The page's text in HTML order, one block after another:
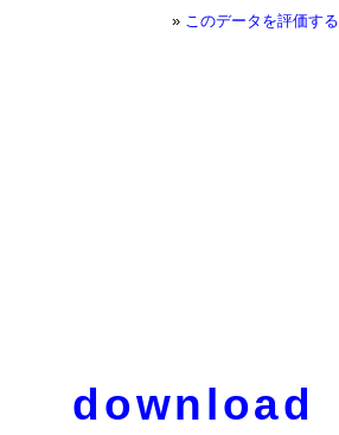
» このデータを評価する
download